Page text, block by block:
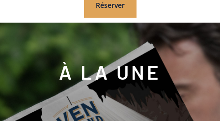
Réserver
À LA UNE